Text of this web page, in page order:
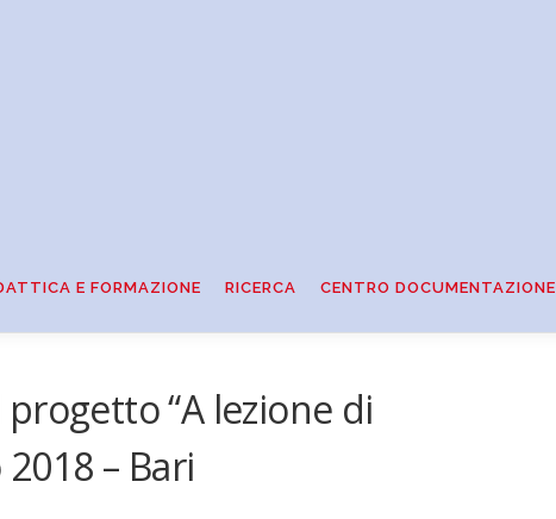
E FORMAZIONE RICERCA CENTRO DOCUMENTAZIONE
“A lezione di
– Bari